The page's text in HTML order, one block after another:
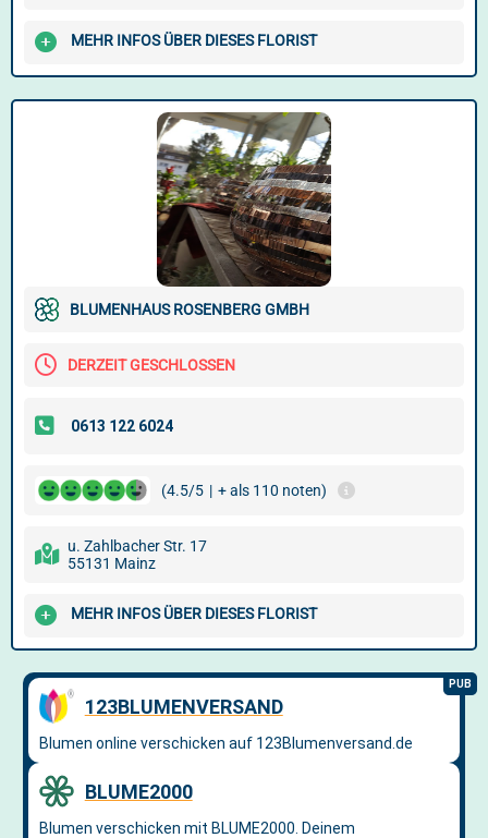
MEHR INFOS ÜBER DIESES FLORIST
BLUMENHAUS ROSENBERG GMBH
DERZEIT GESCHLOSSEN
(4.5/5 | + als 110 noten)
u. Zahlbacher Str. 17
55131 Mainz
MEHR INFOS ÜBER DIESES FLORIST